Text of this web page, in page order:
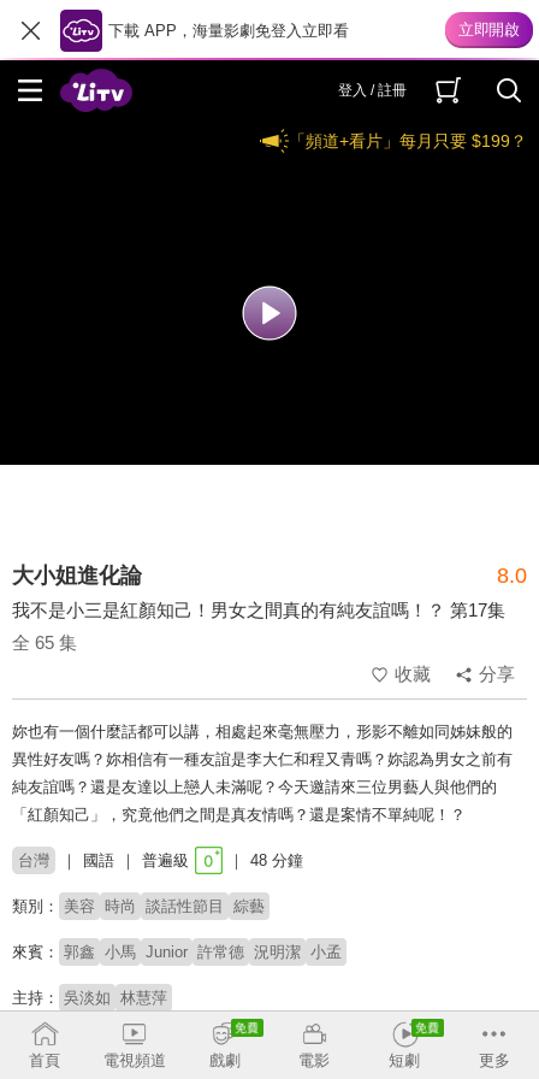
下載 APP，海量影劇免登入立即看
登入 / 註冊
「頻道+看片」每月只要 $199？
大小姐進化論 8.0
我不是小三是紅顏知己！男女之間真的有純友誼嗎！？ 第17集
全 65 集
收藏
分享
妳也有一個什麼話都可以講，相處起來毫無壓力，形影不離如同姊妹般的
異性好友嗎？妳相信有一種友誼是李大仁和程又青嗎？妳認為男女之前有
純友誼嗎？還是友達以上戀人未滿呢？今天邀請來三位男藝人與他們的
「紅顏知己」，究竟他們之間是真友情嗎？還是案情不單純呢！？
台灣 國語 普遍級 48 分鐘
類別： 美容 時尚 談話性節目 綜藝
來賓： 郭鑫 小馬 Junior 許常德 況明潔 小孟
主持： 吳淡如 林慧萍
首頁 電視頻道 戲劇 電影 短劇 更多